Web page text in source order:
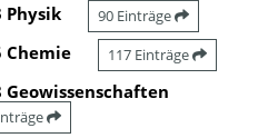
Physik 90 Einträge
Chemie 117 Einträge
Geowissenschaften